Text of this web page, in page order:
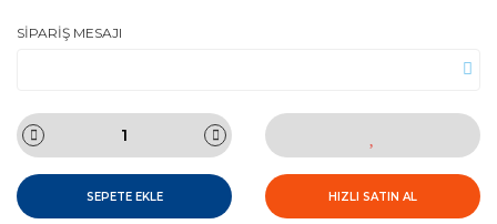
SİPARİŞ MESAJI
SEPETE EKLE HIZLI SATIN AL